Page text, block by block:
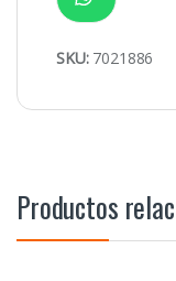
SKU: 7021886
Productos